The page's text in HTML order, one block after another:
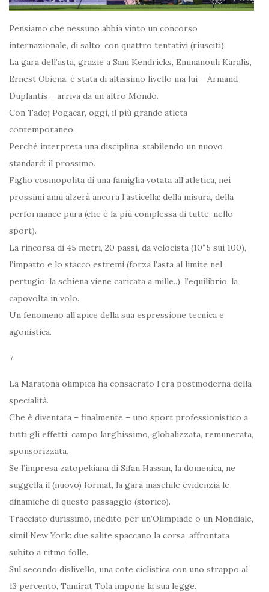
Pensiamo che nessuno abbia vinto un concorso
internazionale, di salto, con quattro tentativi (riusciti).
La gara dell’asta, grazie a Sam Kendricks, Emmanouli Karalis,
Ernest Obiena, è stata di altissimo livello ma lui – Armand
Duplantis – arriva da un altro Mondo.
Con Tadej Pogacar, oggi, il più grande atleta
contemporaneo.
Perché interpreta una disciplina, stabilendo un nuovo
standard: il prossimo.
Figlio cosmopolita di una famiglia votata all’atletica, nei
prossimi anni alzerà ancora l’asticella: della misura, della
performance pura (che è la più complessa di tutte, nello
sport).
La rincorsa di 45 metri, 20 passi, da velocista (10″5 sui 100),
l’impatto e lo stacco estremi (forza l’asta al limite nel
pertugio: la schiena viene caricata a mille..), l’equilibrio, la
capovolta in volo.
Un fenomeno all’apice della sua espressione tecnica e
agonistica.
7
La Maratona olimpica ha consacrato l’era postmoderna della
specialità.
Che è diventata – finalmente – uno sport professionistico a
tutti gli effetti: campo larghissimo, globalizzata, remunerata,
sponsorizzata.
Se l’impresa zatopekiana di Sifan Hassan, la domenica, ne
suggella il (nuovo) format, la gara maschile evidenzia le
dinamiche di questo passaggio (storico).
Tracciato durissimo, inedito per un’Olimpiade o un Mondiale,
simil New York: due salite spaccano la corsa, affrontata
subito a ritmo folle.
Sul secondo dislivello, una cote ciclistica con uno strappo al
13 percento, Tamirat Tola impone la sua legge.